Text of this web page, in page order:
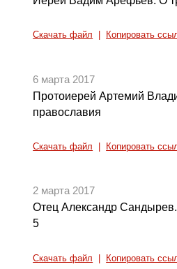
Скачать файл Копировать
6 марта 2017
Протоиерей Артемий
православия
Скачать файл Копировать
2 марта 2017
Отец Александр
5
Скачать файл Копировать